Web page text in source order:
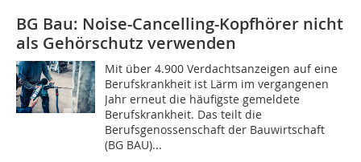
BG Bau: Noise-Cancelling-Kopfhörer nicht
als Gehörschutz verwenden
Mit über 4.900 Verdachtsanzeigen auf eine
Berufskrankheit ist Lärm im vergangenen
Jahr erneut die häufigste gemeldete
Berufskrankheit. Das teilt die
Berufsgenossenschaft der Bauwirtschaft
(BG BAU)...